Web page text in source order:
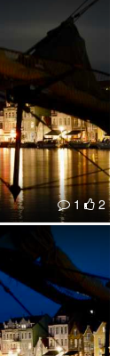
1 2